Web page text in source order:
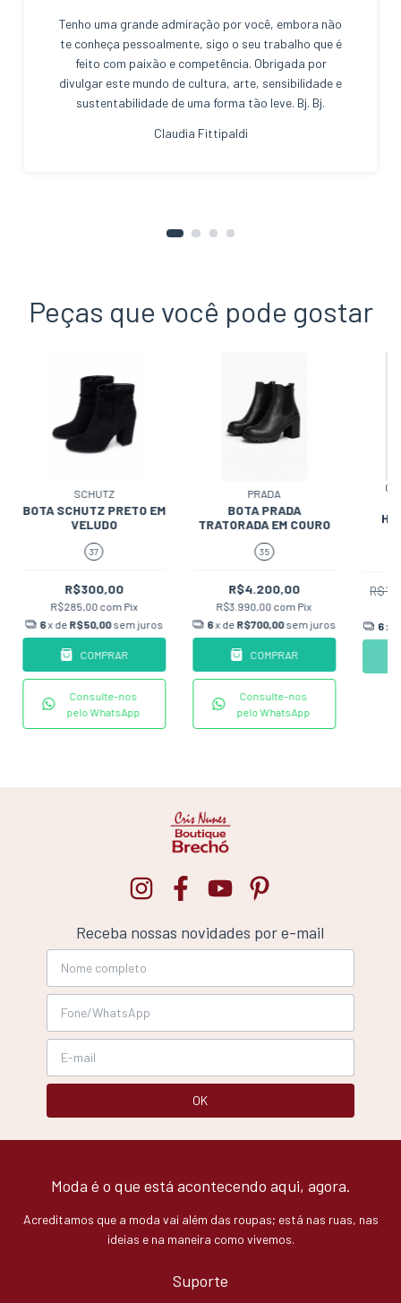
Tenho uma grande admiração por você, embora não
te conheça pessoalmente, sigo o seu trabalho que é
feito com paixão e competência. Obrigada por
divulgar este mundo de cultura, arte, sensibilidade e
sustentabilidade de uma forma tão leve. Bj. Bj.
Claudia Fittipaldi
Peças que você pode gostar
SCHUTZ
BOTA SCHUTZ PRETO EM
VELUDO
37
R$300,00
R$285,00 com Pix
6x de R$50,00 sem juros
COMPRAR
Consulte-nos
pelo WhatsApp
PRADA
BOTA PRADA
TRATORADA EM COURO
35
R$4.200,00
R$3.990,00 com Pix
6x de R$700,00sem juros
COMPRAR
Consulte-nos
pelo WhatsApp
6x
Receba nossas novidades por e-mail
Moda é o que está acontecendo aqui, agora.
Acreditamos que a moda vai além das roupas; está nas ruas, nas
ideias e na maneira como vivemos.
Suporte